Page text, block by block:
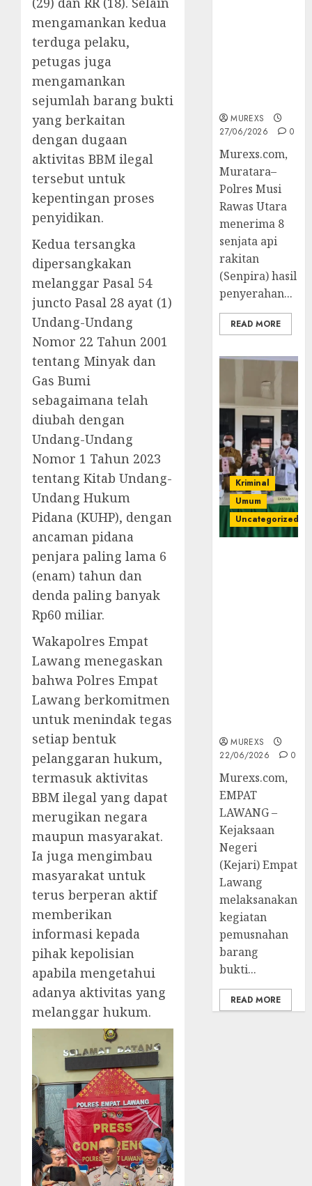
mengamankan kedua
terduga pelaku,
petugas juga
mengamankan
sejumlah barang bukti
yang berkaitan
dengan dugaan
aktivitas BBM ilegal
tersebut untuk
kepentingan proses
penyidikan.
Kedua tersangka
dipersangkakan
melanggar Pasal 54
juncto Pasal 28 ayat (1)
Undang-Undang
Nomor 22 Tahun 2001
tentang Minyak dan
Gas Bumi
sebagaimana telah
diubah dengan
Undang-Undang
Nomor 1 Tahun 2023
tentang Kitab Undang-
Undang Hukum
Pidana (KUHP), dengan
ancaman pidana
penjara paling lama 6
(enam) tahun dan
denda paling banyak
Rp60 miliar.
Wakapolres Empat
Lawang menegaskan
bahwa Polres Empat
Lawang berkomitmen
untuk menindak tegas
setiap bentuk
pelanggaran hukum,
termasuk aktivitas
BBM ilegal yang dapat
merugikan negara
maupun masyarakat.
Ia juga mengimbau
masyarakat untuk
terus berperan aktif
memberikan
informasi kepada
pihak kepolisian
apabila mengetahui
adanya aktivitas yang
melanggar hukum.
MUREXS
27/06/2026
0
Murexs.com,
Muratara–
Polres Musi
Rawas Utara
menerima 8
senjata api
rakitan
(Senpira) hasil
penyerahan...
READ MORE
Kriminal
Umum
Uncategorized
MUREXS
22/06/2026
0
‎Murexs.com,
EMPAT
LAWANG –
Kejaksaan
Negeri
(Kejari) Empat
Lawang
melaksanakan
kegiatan
pemusnahan
barang
bukti...
READ MORE